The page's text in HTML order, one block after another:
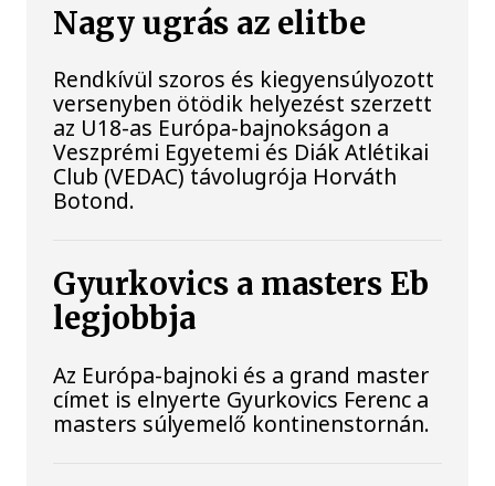
Nagy ugrás az elitbe
Rendkívül szoros és kiegyensúlyozott
versenyben ötödik helyezést szerzett
az U18-as Európa-bajnokságon a
Veszprémi Egyetemi és Diák Atlétikai
Club (VEDAC) távolugrója Horváth
Botond.
Gyurkovics a masters Eb
legjobbja
Az Európa-bajnoki és a grand master
címet is elnyerte Gyurkovics Ferenc a
masters súlyemelő kontinenstornán.